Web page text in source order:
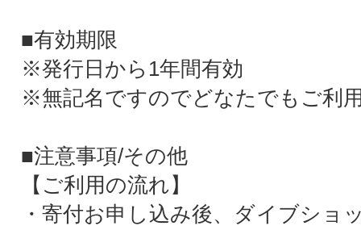
■有効期限
※発行日から1年間有効
※無記名ですのでどなたでもご利
■注意事項/その他
【ご利用の流れ】
・寄付お申し込み後、ダイブショ